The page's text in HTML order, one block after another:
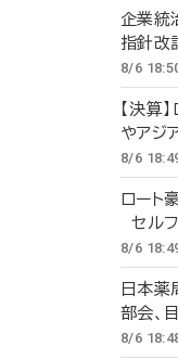
企業統
指針改
8/6
【決算
やアジ
8/6
ロート
セル
8/6
日本
部会、
8/6